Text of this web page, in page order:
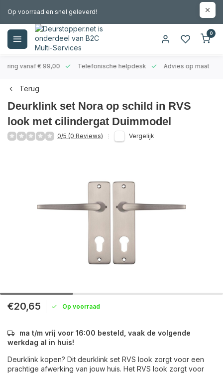
Op voorraad en snel geleverd!
0
vanaf € 99,00 Telefonische helpdesk Advies op maat
Terug
Deurklink set Nora op schild in RVS
look met cilindergat Duimmodel
0/5 (0 Reviews) Vergelijk
€20,65 Op voorraad
ma t/m vrij voor 16:00 besteld, vaak de volgende
werkdag al in huis!
Deurklink kopen? Dit deurklink set RVS look zorgt voor een
prachtige afwerking van jouw huis. Het RVS look zorgt voor